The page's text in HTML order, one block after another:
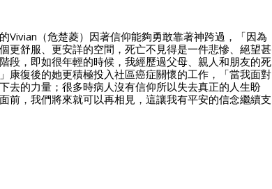
Vivian（危楚菱）因著信仰能夠勇敢靠著神跨過，「因為
更舒服、更安詳的空間，死亡不見得是一件悲慘、絕望甚
段，即如很年輕的時候，我經歷過父母、親人和朋友的死
康復後的她更積極投入社區癌症關懷的工作，「當我面對
去的力量；很多時病人沒有信仰所以失去真正的人生盼
前，我們將來就可以再相見，這讓我有平安的信念繼續支